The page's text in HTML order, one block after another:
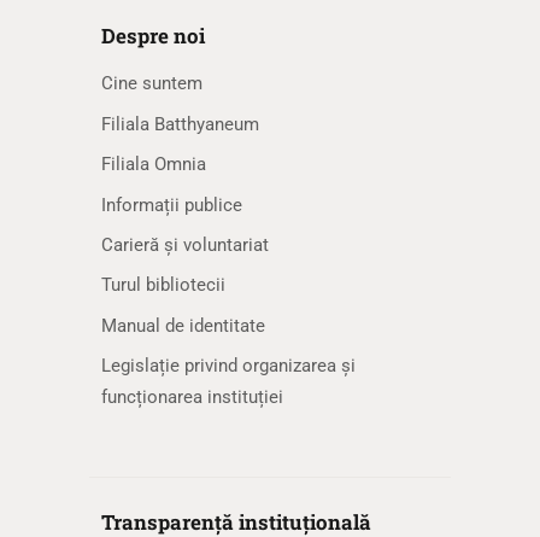
Despre noi
Cine suntem
Filiala Batthyaneum
Filiala Omnia
Informații publice
Carieră și voluntariat
Turul bibliotecii
Manual de identitate
Legislație privind organizarea și
funcționarea instituției
Transparență instituțională